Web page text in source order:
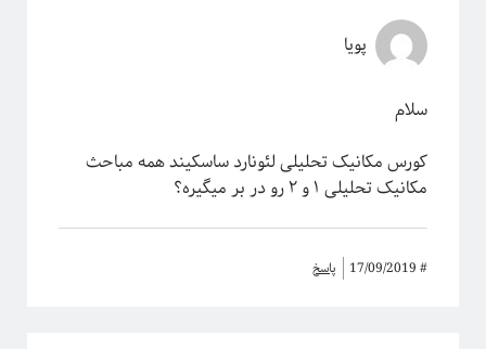
پویا
سلام
کورس مکانیک تحلیلی لئونارد ساسکیند همه مباحث
مکانیک تحلیلی ۱ و ۲ رو در بر میگیره؟
#
17/09/2019 پاسخ